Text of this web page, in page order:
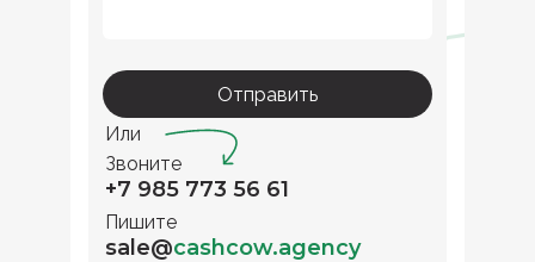
Отправить
Или
sale@cashcow.agency
Пишите
+7 985 773 56 61
Звоните